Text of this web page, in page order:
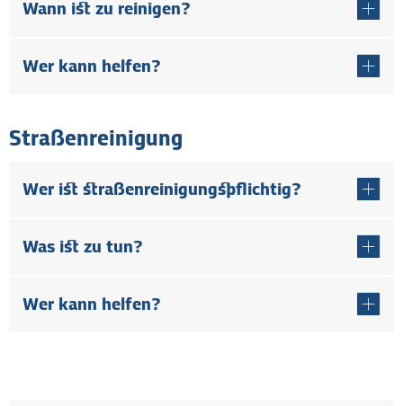
Wann ist zu reinigen?
Wer kann helfen?
Straßenreinigung
Wer ist straßenreinigungspflichtig?
Was ist zu tun?
Wer kann helfen?